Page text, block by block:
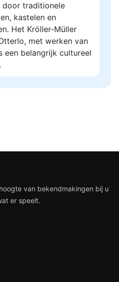
door traditionele
kastelen en
Het Kröller-Müller
met werken van
een belangrijk cultureel
van bekendmakingen bij u
er speelt.